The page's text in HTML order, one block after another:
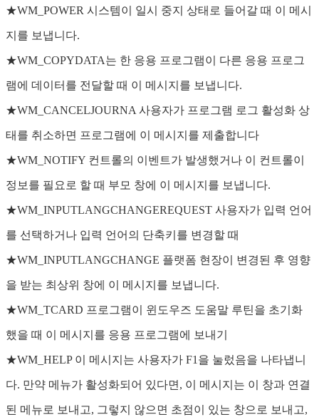
★WM_POWER 시스템이 일시 중지 상태로 들어갈 때 이 메시
지를 보냅니다.
★WM_COPYDATA는 한 응용 프로그램이 다른 응용 프로그
램에 데이터를 전달할 때 이 메시지를 보냅니다.
★WM_CANCELJOURNA 사용자가 프로그램 로그 활성화 상
태를 취소하면 프로그램에 이 메시지를 제출합니다
★WM_NOTIFY 컨트롤의 이벤트가 발생했거나 이 컨트롤이
정보를 필요로 할 때 부모 창에 이 메시지를 보냅니다.
★WM_INPUTLANGCHANGEREQUEST 사용자가 입력 언어
를 선택하거나 입력 언어의 단축키를 변경할 때
★WM_INPUTLANGCHANGE 플랫폼 현장이 변경된 후 영향
을 받는 최상위 창에 이 메시지를 보냅니다.
★WM_TCARD 프로그램이 윈도우즈 도움말 루틴을 초기화
했을 때 이 메시지를 응용 프로그램에 보내기
★WM_HELP 이 메시지는 사용자가 F1을 눌렀음을 나타냅니
다. 만약 메뉴가 활성화되어 있다면, 이 메시지는 이 창과 연결
된 메뉴로 보내고, 그렇지 않으면 초점이 있는 창으로 보내고,